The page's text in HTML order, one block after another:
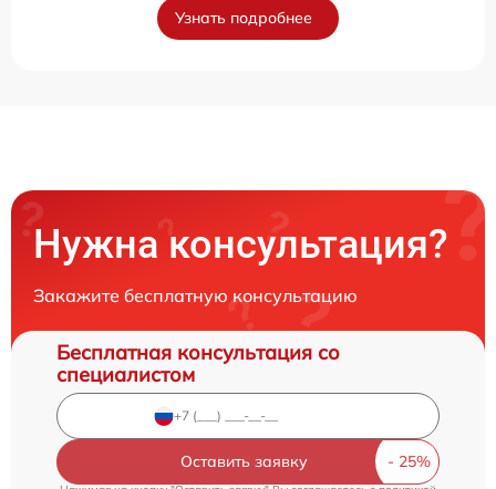
Узнать подробнее
Нужна консультация?
Закажите бесплатную консультацию
Бесплатная консультация со
специалистом
Оставить заявку